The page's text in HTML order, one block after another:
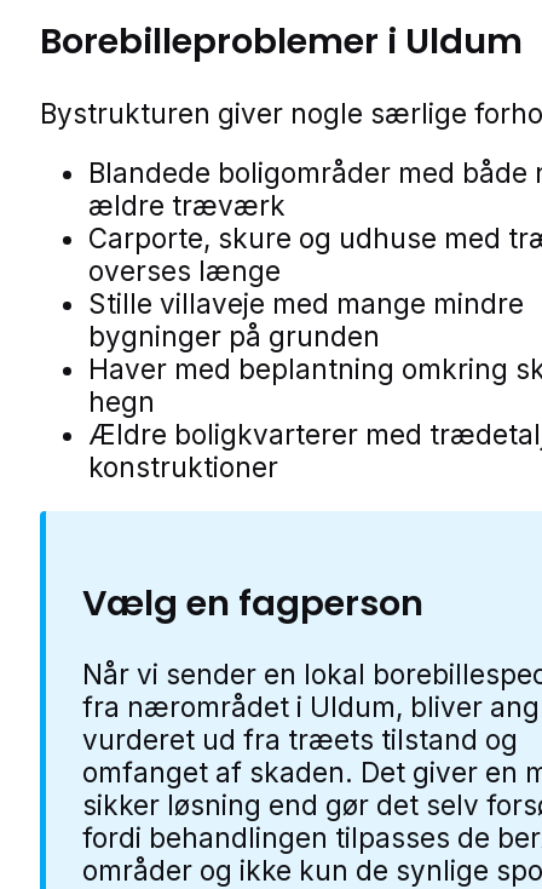
Borebilleproblemer i Uldum
Bystrukturen giver nogle særlige
Blandede boligområder med både
ældre træværk
Carporte, skure og udhuse med
overses længe
Stille villaveje med mange mindre
bygninger på grunden
Haver med beplantning omkring
hegn
Ældre boligkvarterer med
konstruktioner
Vælg en fagperson
Når vi sender en lokal
fra nærområdet i Uldum, bliver
vurderet ud fra træets tilstand og
omfanget af skaden. Det giver en
sikker løsning end gør det selv
fordi behandlingen tilpasses de
områder og ikke kun de synlige